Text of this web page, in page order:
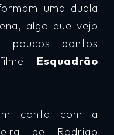
uma dupla
algo que vejo
poucos pontos
Esquadrão
conta com a
de Rodrigo